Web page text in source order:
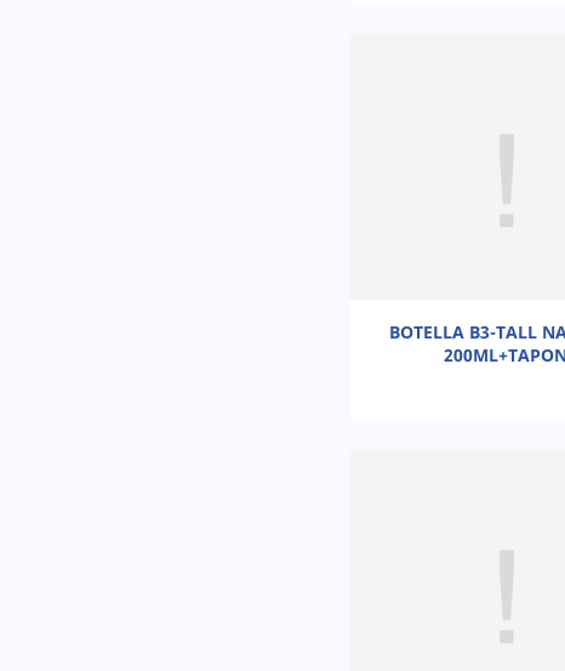
BOTELLA B3-TALL